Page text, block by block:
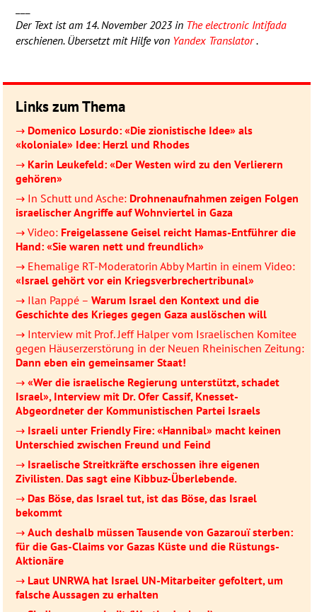
Der Text ist am 14. November 2023 in The electronic Intifada
erschienen. Übersetzt mit Hilfe von Yandex Translator.
Links zum Thema
→ Domenico Losurdo: «Die zionistische Idee» als
«koloniale» Idee: Herzl und Rhodes
→ Karin Leukefeld: «Der Westen wird zu den Verlierern
gehören»
→ In Schutt und Asche: Drohnenaufnahmen zeigen Folgen
israelischer Angriffe auf Wohnviertel in Gaza
→ Video: Freigelassene Geisel reicht Hamas-Entführer die
Hand: «Sie waren nett und freundlich»
→ Ehemalige RT-Moderatorin Abby Martin in einem Video:
«Israel gehört vor ein Kriegsverbrechertribunal»
→ Ilan Pappé – Warum Israel den Kontext und die
Geschichte des Krieges gegen Gaza auslöschen will
→ Interview mit Prof. Jeff Halper vom Israelischen Komitee
gegen Häuserzerstörung in der Neuen Rheinischen Zeitung:
Dann eben ein gemeinsamer Staat!
→ «Wer die israelische Regierung unterstützt, schadet
Israel», Interview mit Dr. Ofer Cassif, Knesset-
Abgeordneter der Kommunistischen Partei Israels
→ Israeli unter Friendly Fire: «Hannibal» macht keinen
Unterschied zwischen Freund und Feind
→ Israelische Streitkräfte erschossen ihre eigenen
Zivilisten. Das sagt eine Kibbuz-Überlebende.
→ Das Böse, das Israel tut, ist das Böse, das Israel
bekommt
→ Auch deshalb müssen Tausende von Gazarouï sterben:
für die Gas-Claims vor Gazas Küste und die Rüstungs-
Aktionäre
→ Laut UNRWA hat Israel UN-Mitarbeiter gefoltert, um
falsche Aussagen zu erhalten